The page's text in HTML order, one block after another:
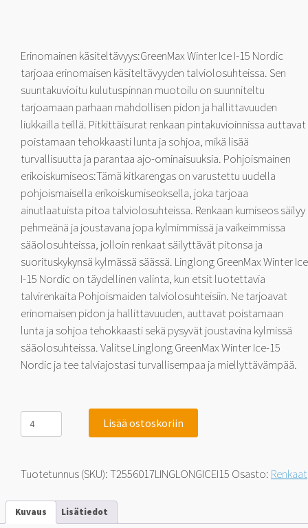
Erinomainen käsiteltävyys:GreenMax Winter Ice I-15 Nordic
tarjoaa erinomaisen käsiteltävyyden talviolosuhteissa. Sen
suuntakuvioitu kulutuspinnan muotoilu on suunniteltu
tarjoamaan parhaan mahdollisen pidon ja hallittavuuden
liukkailla teillä. Pitkittäisurat renkaan pintakuvioinnissa auttavat
poistamaan tehokkaasti lunta ja sohjoa, mikä lisää
turvallisuutta ja parantaa ajo-ominaisuuksia. Pohjoismainen
erikoiskumiseos:Tämä kitkarengas on varustettu uudella
pohjoismaisella erikoiskumiseoksella, joka tarjoaa
ainutlaatuista pitoa talviolosuhteissa. Renkaan kumiseos säilyy
pehmeänä ja joustavana jopa kylmimmissä ja vaikeimmissa
sääolosuhteissa, jolloin renkaat säilyttävät pitonsa ja
suorituskykynsä kylmässä säässä. Linglong GreenMax Winter Ice
I-15 Nordic on täydellinen valinta, kun etsit luotettavia
talvirenkaita Pohjoismaiden talviolosuhteisiin. Ne tarjoavat
erinomaisen pidon ja hallittavuuden, auttavat poistamaan
lunta ja sohjoa tehokkaasti sekä pysyvät joustavina kylmissä
sääolosuhteissa. Valitse Linglong GreenMax Winter Ice-15
Nordic ja tee talviajostasi turvallisempaa ja miellyttävämpää.
Linglong
GreenMax
Winter
15
255/60-
Lisää ostoskoriin
Tuotetunnus (SKU):T2556017LINGLONGICEI15 Osasto: Renkaat
Kuvaus Lisätiedot